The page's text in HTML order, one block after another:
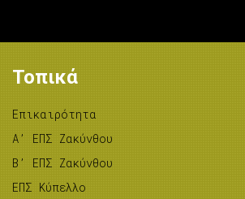
Τοπικά
Επικαιρότητα
A’ ΕΠΣ Ζακύνθου
B’ ΕΠΣ Ζακύνθου
ΕΠΣ Κύπελλο